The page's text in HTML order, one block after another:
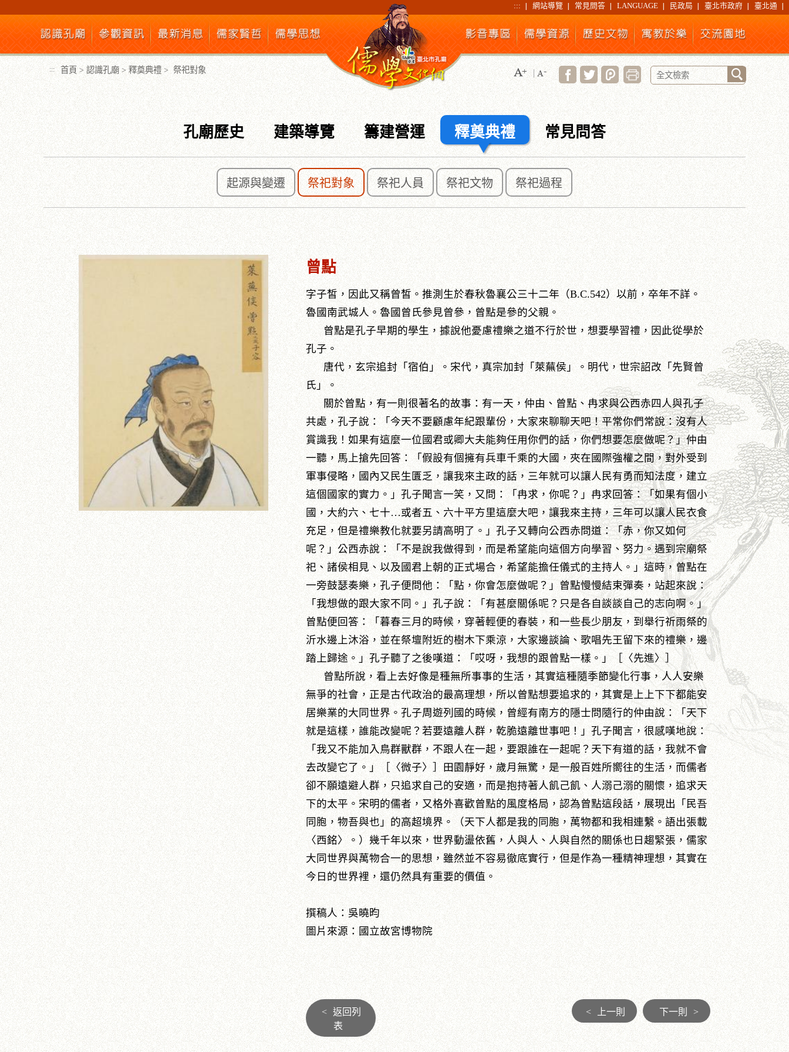
主
要
內
容
區
塊
::: 網站導覽 常見問答 LANGUAGE 民政局 臺北市政府 臺北通
::: 首頁 > 認識孔廟 > 釋奠典禮 > 祭祀對象
孔廟歷史 建築導覽 籌建營運 釋奠典禮 常見問答
起源與變遷 祭祀對象 祭祀人員 祭祀文物 祭祀過程
::: 曾點
字子皙，因此又稱曾皙。推測生於春秋魯襄公三十二年（B.C.542）以前，卒年不詳。
魯國南武城人。魯國曾氏參見曾參，曾點是參的父親。
曾點是孔子早期的學生，據說他憂慮禮樂之道不行於世，想要學習禮，因此從學於
孔子。
唐代，玄宗追封「宿伯」。宋代，真宗加封「萊蕪侯」。明代，世宗詔改「先賢曾
氏」。
關於曾點，有一則很著名的故事：有一天，仲由、曾點、冉求與公西赤四人與孔子
共處，孔子說：「今天不要顧慮年紀跟輩份，大家來聊聊天吧！平常你們常說：沒有人
賞識我！如果有這麼一位國君或卿大夫能夠任用你們的話，你們想要怎麼做呢？」仲由
一聽，馬上搶先回答：「假設有個擁有兵車千乘的大國，夾在國際強權之間，對外受到
軍事侵略，國內又民生匱乏，讓我來主政的話，三年就可以讓人民有勇而知法度，建立
這個國家的實力。」孔子聞言一笑，又問：「冉求，你呢？」冉求回答：「如果有個小
國，大約六、七十…或者五、六十平方里這麼大吧，讓我來主持，三年可以讓人民衣食
充足，但是禮樂教化就要另請高明了。」孔子又轉向公西赤問道：「赤，你又如何
呢？」公西赤說：「不是說我做得到，而是希望能向這個方向學習、努力。遇到宗廟祭
祀、諸侯相見、以及國君上朝的正式場合，希望能擔任儀式的主持人。」這時，曾點在
一旁鼓瑟奏樂，孔子便問他：「點，你會怎麼做呢？」曾點慢慢結束彈奏，站起來說：
「我想做的跟大家不同。」孔子說：「有甚麼關係呢？只是各自談談自己的志向啊。」
曾點便回答：「暮春三月的時候，穿著輕便的春裝，和一些長少朋友，到舉行祈雨祭的
沂水邊上沐浴，並在祭壇附近的樹木下乘涼，大家邊談論、歌唱先王留下來的禮樂，邊
踏上歸途。」孔子聽了之後嘆道：「哎呀，我想的跟曾點一樣。」［〈先進〉］
曾點所說，看上去好像是種無所事事的生活，其實這種隨季節變化行事，人人安樂
無爭的社會，正是古代政治的最高理想，所以曾點想要追求的，其實是上上下下都能安
居樂業的大同世界。孔子周遊列國的時候，曾經有南方的隱士問隨行的仲由說：「天下
就是這樣，誰能改變呢？若要遠離人群，乾脆遠離世事吧！」孔子聞言，很感嘆地說：
「我又不能加入鳥群獸群，不跟人在一起，要跟誰在一起呢？天下有道的話，我就不會
去改變它了。」［〈微子〉］田園靜好，歲月無驚，是一般百姓所嚮往的生活，而儒者
卻不願遠避人群，只追求自己的安適，而是抱持著人飢己飢、人溺己溺的關懷，追求天
下的太平。宋明的儒者，又格外喜歡曾點的風度格局，認為曾點這段話，展現出「民吾
同胞，物吾與也」的高超境界。（天下人都是我的同胞，萬物都和我相連繫。語出張載
〈西銘〉。）幾千年以來，世界動盪依舊，人與人、人與自然的關係也日趨緊張，儒家
大同世界與萬物合一的思想，雖然並不容易徹底實行，但是作為一種精神理想，其實在
今日的世界裡，還仍然具有重要的價值。
撰稿人：吳曉昀
圖片來源：國立故宮博物院
<
返回列
表
< 上一則 下一則 >